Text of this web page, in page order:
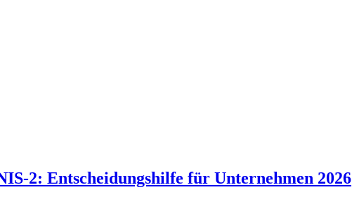
2: Entscheidungshilfe für Unternehmen 2026